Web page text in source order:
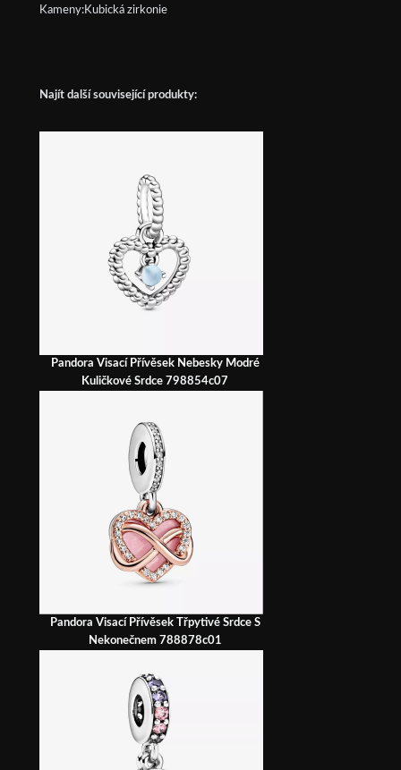
Kameny:Kubická zirkonie
Najít další související produkty:
Pandora Visací Přívěsek Nebesky Modré
Kuličkové Srdce 798854c07
Pandora Visací Přívěsek Třpytivé Srdce S
Nekonečnem 788878c01